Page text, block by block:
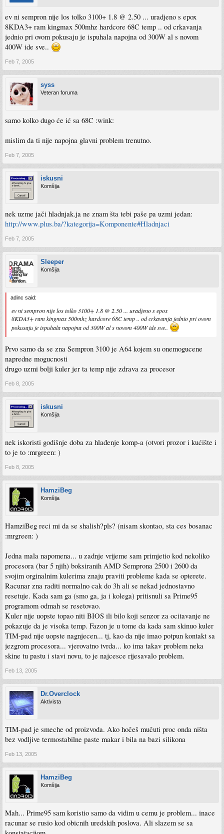
ev ni sempron nije los tolko 3100+ 1.8 @ 2.50 ... uradjeno s epox
8KDA3+ ram kingmax 500mhz hardcore 68C temp .. od crkavanja
jednio pri ovom pokusaju je ispuhala napojna od 300W al s novom
400W ide sve..
Feb 7, 2005
syss
Veteran foruma
samo kolko dugo će ić sa 68C :wink:
mislim da ti nije napojna glavni problem trenutno.
Feb 7, 2005
iskusni
Komšija
nek uzme jači hladnjak.ja ne znam šta tebi paše pa uzmi jedan:
http://www.plus.ba/?kategorija=Komponente#Hladnjaci
Feb 7, 2005
Sleeper
Komšija
adinc said:
ev ni sempron nije los tolko 3100+ 1.8 @ 2.50 ... uradjeno s epox
8KDA3+ ram kingmax 500mhz hardcore 68C temp .. od crkavanja jednio pri ovom
pokusaju je ispuhala napojna od 300W al s novom 400W ide sve..
Prvo samo da se zna Sempron 3100 je A64 kojem su onemogucene
napredne mogucnosti
drugo uzmi bolji kuler jer ta temp nije zdrava za procesor
Feb 8, 2005
iskusni
Komšija
nek iskoristi godišnje doba za hlađenje komp-a (otvori prozor i kućište i
to je to :mrgreen: )
Feb 8, 2005
HamziBeg
Komšija
HamziBeg reci mi da se shalish?pls? (nisam skontao, sta ces bosanac
:mrgreen: )
Jedna mala napomena... u zadnje vrijeme sam primjetio kod nekoliko
procesora (bar 5 njih) boksiranih AMD Semprona 2500 i 2600 da
svojim orginalnim kulerima znaju praviti probleme kada se opterete.
Racunar zna raditi normalno cak do 3h ali se nekad jednostavno
resetuje. Kada sam ga (smo ga, ja i kolega) pritisnuli sa Prime95
programom odmah se resetovao.
Kuler nije uopste topao niti BIOS ili bilo koji senzor za ocitavanje ne
pokazuje da je visoka temp. Fazon je u tome da kada sam skinuo kuler
TIM-pad nije uopste nagnjecen... tj, kao da nije imao potpun kontakt sa
jezgrom procesora... vjerovatno tvrda... ko ima takav problem neka
skine tu pastu i stavi novu, to je najcesce rijesavalo problem.
Feb 13, 2005
Dr.Overclock
Aktivista
TIM-pad je smeche od proizvoda. Ako hočeš mučuti proc onda ništa
bez vodljive termostabilne paste makar i bila na bazi silikona
Feb 13, 2005
HamziBeg
Komšija
Mah... Prime95 sam koristio samo da vidim u cemu je problem... inace
racunar se rusio kod obicnih uredskih poslova. Ali slazem se sa